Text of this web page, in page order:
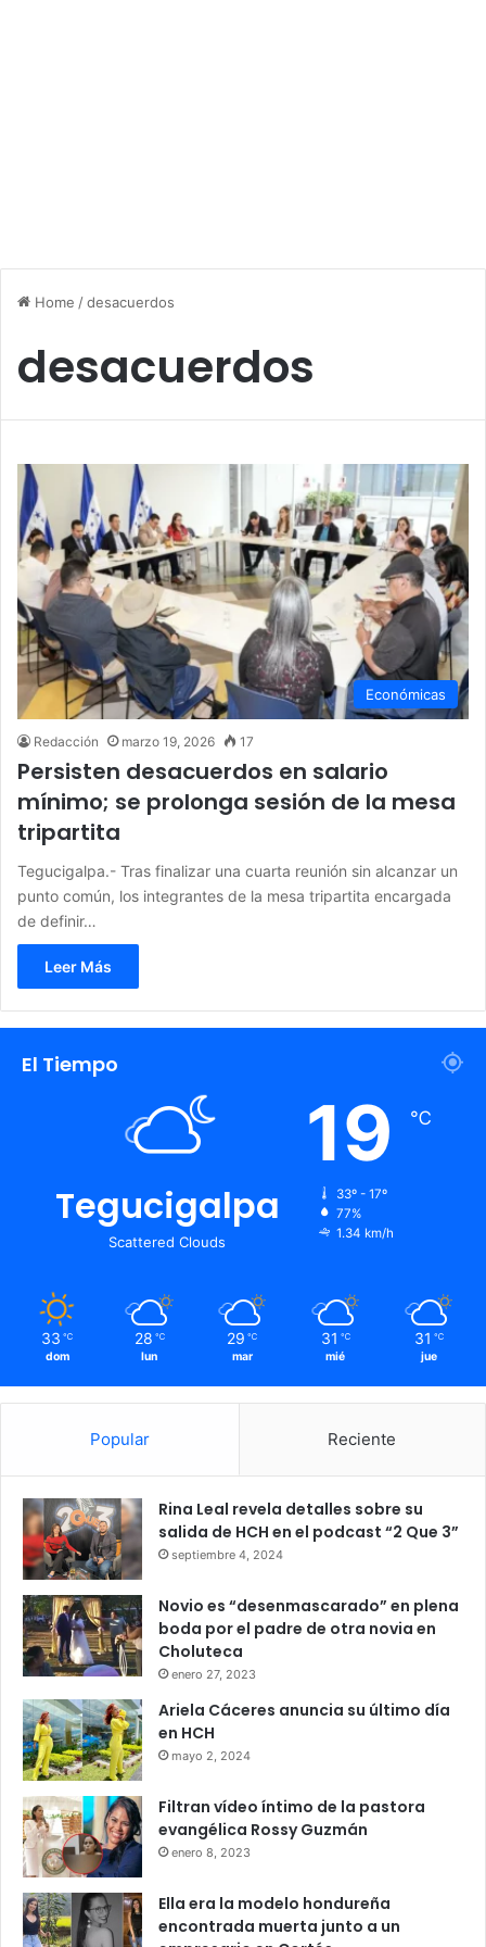
Home /desacuerdos
desacuerdos
Económicas
Redacción marzo 19, 2026 17
Persisten desacuerdos en salario
mínimo; se prolonga sesión de la mesa
tripartita
Tegucigalpa.- Tras finalizar una cuarta reunión sin alcanzar un
punto común, los integrantes de la mesa tripartita encargada
de definir…
Leer Más
El Tiempo
Tegucigalpa
Scattered Clouds
19 ℃
33º - 17º
77%
1.34 km/h
33 ℃
dom
28 ℃
lun
29 ℃
mar
31 ℃
mié
31 ℃
jue
Popular Reciente
Rina Leal revela detalles sobre su
salida de HCH en el podcast “2 Que 3”
septiembre 4, 2024
Novio es “desenmascarado” en plena
boda por el padre de otra novia en
Choluteca
enero 27, 2023
Ariela Cáceres anuncia su último día
en HCH
mayo 2, 2024
Filtran vídeo íntimo de la pastora
evangélica Rossy Guzmán
enero 8, 2023
Ella era la modelo hondureña
encontrada muerta junto a un